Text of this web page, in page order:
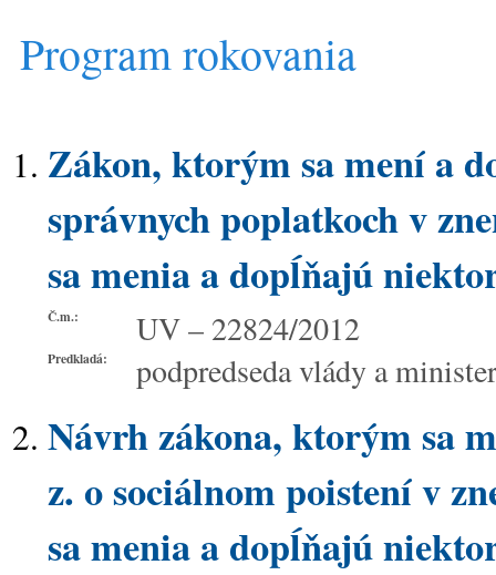
Program rokovania
Zákon, ktorým sa mení a
správnych poplatkoch v
sa menia a dopĺňajú
Č.m.: UV – 22824/2012
Predkladá: podpredseda vlády a
Návrh zákona, ktorým sa
z. o sociálnom poistení v
sa menia a dopĺňajú